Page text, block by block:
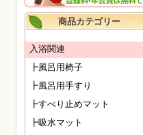
商品カテゴリー
入浴関連
┣風呂用椅子
┣風呂用手すり
┣すべり止めマット
┣吸水マット